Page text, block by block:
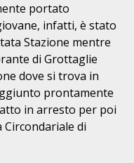
portato
infatti, è stato
Stazione mentre
di Grottaglie
dove si trova in
prontamente
in arresto per poi
Circondariale di